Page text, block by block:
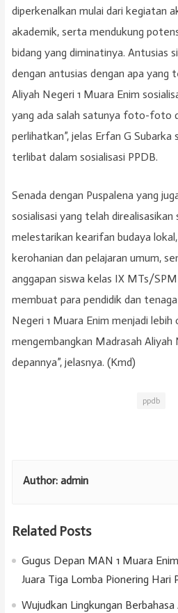
diperkenalkan mulai dari kegiatan
akademik, serta mendukung
bidang yang diminatinya. Antusias
dengan antusias dengan apa yang
Aliyah Negeri 1 Muara Enim
yang ada salah satunya foto-foto
perlihatkan”, jelas Erfan G Subarka
terlibat dalam sosialisasi PPDB.
Senada dengan Puspalena yang
sosialisasi yang telah direalisasikan
melestarikan kearifan budaya
kerohanian dan pelajaran umum,
anggapan siswa kelas IX MTs/
membuat para pendidik dan
Negeri 1 Muara Enim menjadi lebih
mengembangkan Madrasah Aliyah
depannya”, jelasnya. (Kmd)
ppdb
Author: admin
Related Posts
Gugus Depan MAN 1 Muara
Juara Tiga Lomba Pionering Hari
Wujudkan Lingkungan